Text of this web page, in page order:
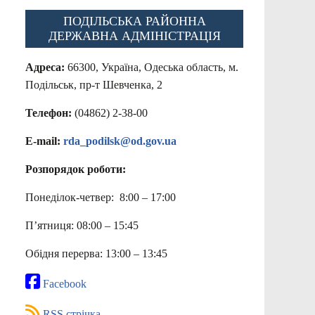
ПОДІЛЬСЬКА РАЙОННА
ДЕРЖАВНА АДМІНІСТРАЦІЯ
Адреса: 66300, Україна, Одеська область, м.
Подільськ, пр-т Шевченка, 2
Телефон: (04862) 2-38-00
E-mail: rda_podilsk@od.gov.ua
Розпорядок роботи:
Понеділок-четвер: 8:00 – 17:00
П’ятниця: 08:00 – 15:45
Обідня перерва: 13:00 – 13:45
Facebook